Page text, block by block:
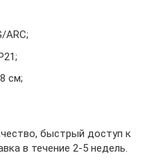
ARC;
см;
быстрый доступ к
в течение 2-5 недель.